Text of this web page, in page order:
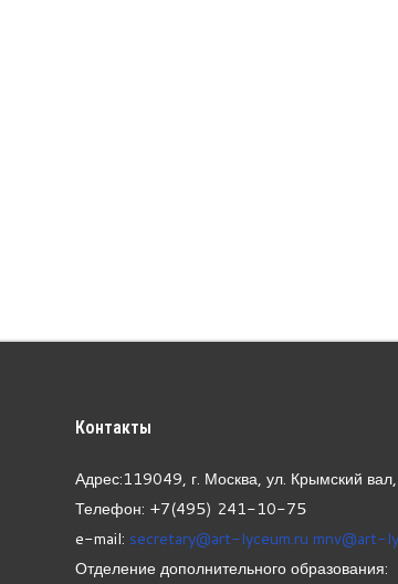
Контакты
Адрес:119049, г. Москва, ул. Крымский
Телефон: +7(495) 241-10-75
e-mail: secretary@art-lyceum.ru mnv@art-
Отделение дополнительного образования: